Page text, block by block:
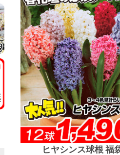
ヒヤシンス球根 福